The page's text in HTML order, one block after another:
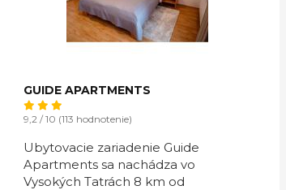
GUIDE APARTMENTS
9,2 / 10 (113 hodnotenie)
Ubytovacie zariadenie Guide
Apartments sa nachádza vo
Vysokých Tatrách 8 km od